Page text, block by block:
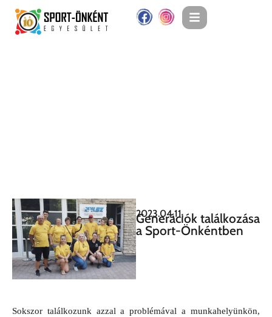
2023.04.11.
Generációk találkozása
a Sport-Önkéntben
Sokszor találkozunk azzal a problémával a munkahelyünkön,